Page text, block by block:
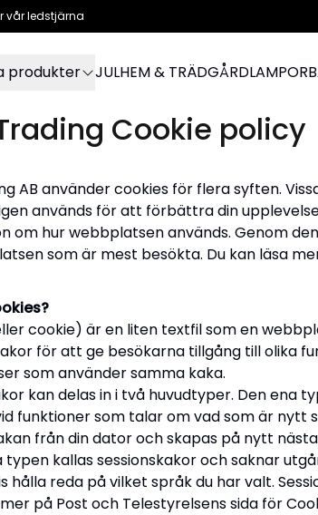
vår ledstjärna
produkter JULHEM & TRÄDGÅRDLAMPOR
Cookie policy
AB använder cookies för flera syften.
används för att förbättra din
om hur webbplatsen används. Genom
som är mest besökta. Du kan läsa
cookie) är en liten textfil som en
för att ge besökarna tillgång till olika
som använder samma kaka.
kan delas in i två huvudtyper. Den ena
funktioner som talar om vad som är
från din dator och skapas på nytt
typen kallas sessionskakor och saknar
hålla reda på vilket språk du har valt.
på Post och Telestyrelsens sida för